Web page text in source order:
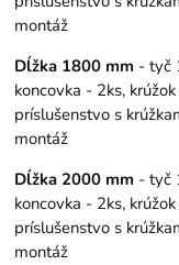
montáž
Dĺžka 1800 mm - tyč
koncovka - 2ks,
príslušenstvo s
montáž
Dĺžka 2000 mm - tyč
koncovka - 2ks,
príslušenstvo s
montáž